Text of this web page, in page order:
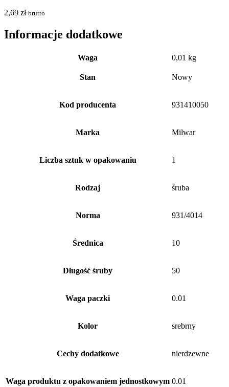
2,69 zł brutto
Informacje dodatkowe
Waga 0,01 kg
Stan Nowy
Kod producenta 931410050
Marka Milwar
Liczba sztuk w opakowaniu 1
Rodzaj śruba
Norma 931/4014
Średnica 10
Długość śruby 50
Waga paczki 0.01
Kolor srebrny
Cechy dodatkowe nierdzewne
Waga produktu z opakowaniem jednostkowym 0.01